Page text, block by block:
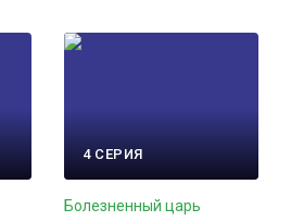
4 СЕРИЯ
Болезненный царь